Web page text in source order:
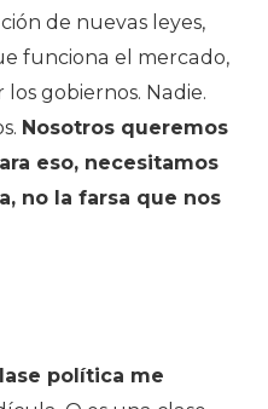
de nuevas leyes,
funciona el mercado,
gobiernos. Nadie.
Nosotros queremos
eso, necesitamos
no la farsa que nos
política me